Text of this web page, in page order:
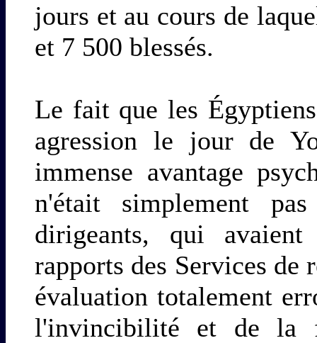
jours et au cours de
et 7 500 blessés.
Le fait que les
agression le jour de
immense avantage
n'était simplement
dirigeants, qui
rapports des Services de
évaluation totalement
l'invincibilité et de la